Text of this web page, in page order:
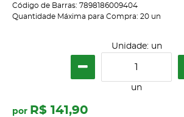
Código de Barras: 7898186009404
Quantidade Máxima para Compra: 20 un
Unidade: un
un
por R$ 141,90